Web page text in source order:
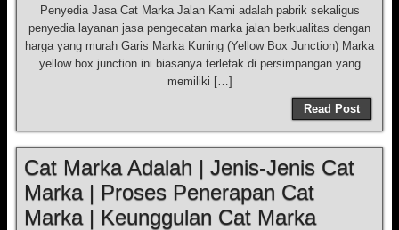
Penyedia Jasa Cat Marka Jalan Kami adalah pabrik sekaligus
penyedia layanan jasa pengecatan marka jalan berkualitas dengan
harga yang murah Garis Marka Kuning (Yellow Box Junction) Marka
yellow box junction ini biasanya terletak di persimpangan yang
memiliki […]
Read Post
Cat Marka Adalah | Jenis-Jenis Cat
Marka | Proses Penerapan Cat
Marka | Keunggulan Cat Marka